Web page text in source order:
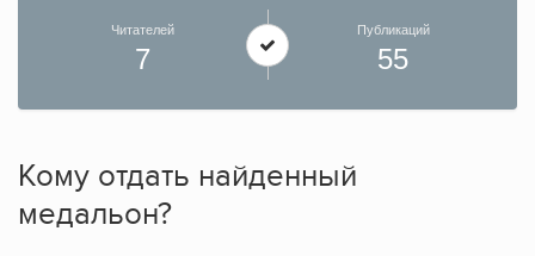
Читателей
7
Публикаций
55
Кому отдать найденный
медальон?